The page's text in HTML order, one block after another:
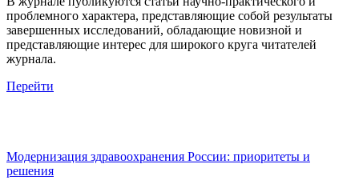
проблемного характера, представляющие собой результаты
завершенных исследований, обладающие новизной и
представляющие интерес для широкого круга читателей
журнала.
Перейти
Модернизация здравоохранения России: приоритеты и
решения